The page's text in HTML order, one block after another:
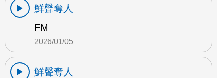
鮮聲奪人
FM
2026/01/05
鮮聲奪人